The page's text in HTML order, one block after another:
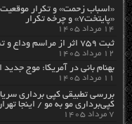
«اسباب زحمت» و تکرار
«پایتخت۷» و چرخه تکرار
۱۴ مرداد ۱۴۰۵
ثبت ۷۵۹ اثر از مراسم وداع و تشییع رهبر شهید انقلاب
۱۲ مرداد ۱۴۰۵
بهنام بانی در آمریکا: موج
۱۱ مرداد ۱۴۰۵
بررسی تطبیقی کپی برداری
کپی‌برداری مو به مو / اینجا
۷ مرداد ۱۴۰۵